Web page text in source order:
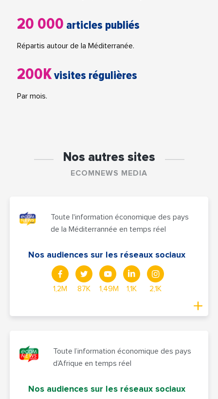
20 000 articles publiés
Répartis autour de la Méditerranée.
200Kvisites régulières
Par mois.
Nos autres sites
ECOMNEWS MEDIA
Toute l'information économique des pays
de la Méditerrannée en temps réel
Nos audiences sur les réseaux sociaux
1,2M 87K 1,49M 1,1K 2,1K
Toute l’information économique des pays
d’Afrique en temps réel
Nos audiences sur les réseaux sociaux